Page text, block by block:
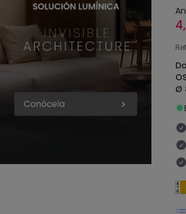
Ref
Ø